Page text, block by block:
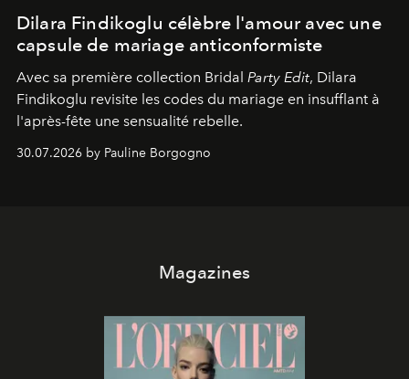
Dilara Findikoglu célèbre l'amour avec une
capsule de mariage anticonformiste
Avec sa première collection Bridal Party Edit, Dilara
Findikoglu revisite les codes du mariage en insufflant à
l'après-fête une sensualité rebelle.
30.07.2026 by Pauline Borgogno
Magazines